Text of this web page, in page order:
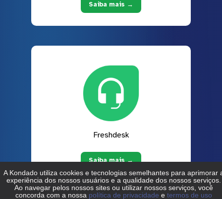
Saiba mais →
Freshdesk
Saiba mais →